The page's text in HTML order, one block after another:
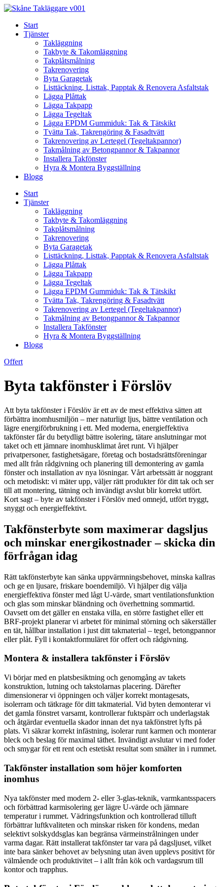
Skip
contentStart
Tjänster
Takläggning
Takbyte & Takomläggning
Takplåtsmålning
Takrenovering
Byta Garagetak
Listtäckning, Listtak, Papptak & Renovera Asfaltstak
Lägga Plåttak
Lägga Takpapp
Lägga Tegeltak
Lägga EPDM Gummiduk: Tak & Tätskikt
Tvätta Tak, Takrengöring & Fasadtvätt
Takrenovering av Lertegel (Tegeltakpannor)
Takmålning av Betongpannor & Takpannor
Installera Takfönster
Hyra & Montera Byggställning
Blogg
Start
Tjänster
Takläggning
Takbyte & Takomläggning
Takplåtsmålning
Takrenovering
Byta Garagetak
Listtäckning, Listtak, Papptak & Renovera Asfaltstak
Lägga Plåttak
Lägga Takpapp
Lägga Tegeltak
Lägga EPDM Gummiduk: Tak & Tätskikt
Tvätta Tak, Takrengöring & Fasadtvätt
Takrenovering av Lertegel (Tegeltakpannor)
Takmålning av Betongpannor & Takpannor
Installera Takfönster
Hyra & Montera Byggställning
Blogg
Offert
Byta takfönster i Förslöv
Att byta takfönster i Förslöv är ett av de mest effektiva sätten att
förbättra inomhusmiljön – mer naturligt ljus, bättre ventilation och
lägre energiförbrukning i ett. Med moderna, energieffektiva
takfönster får du betydligt bättre isolering, tätare anslutningar mot
taket och ett jämnare inomhusklimat året runt. Vi hjälper
privatpersoner, fastighetsägare, företag och bostadsrättsföreningar
med allt från rådgivning och planering till demontering av gamla
fönster och installation av nya lösningar. Vårt arbetssätt är noggrant
och metodiskt: vi mäter upp, väljer rätt produkter för ditt tak och ser
till att montering, tätning och invändigt avslut blir korrekt utfört.
Kort sagt – byte av takfönster i Förslöv med omnejd, utfört tryggt,
snyggt och energieffektivt.
Takfönsterbyte som maximerar dagsljus
och minskar energikostnader – skicka din
förfrågan idag
Rätt takfönsterbyte kan sänka uppvärmningsbehovet, minska kallras
och ge en ljusare, friskare boendemiljö. Vi hjälper dig välja
energieffektiva fönster med lågt U-värde, smart ventilationsfunktion
och glas som minskar bländning och överhettning sommartid.
Oavsett om det gäller en enstaka villa, en större fastighet eller ett
BRF-projekt planerar vi arbetet för minimal störning och säkerställer
en tät, hållbar installation i just ditt takmaterial – tegel, betongpannor
eller plåt. Fyll i kontaktformuläret för offert och rådgivning.
Montera & installera takfönster i Förslöv
Vi börjar med en platsbesiktning och genomgång av takets
konstruktion, lutning och takstolarnas placering. Därefter
dimensionerar vi öppningen och väljer korrekt montagesats,
isolerram och tätkrage för ditt takmaterial. Vid byten demonterar vi
det gamla fönstret varsamt, kontrollerar fuktspärr och underlagstak
och åtgärdar eventuella skador innan det nya takfönstret lyfts på
plats. Vi säkrar korrekt infästning, isolerar runt karmen och monterar
bleck och beslag för maximal täthet. Invändigt avslutar vi med foder
och smygar för ett rent och estetiskt resultat som smälter in i rummet.
Takfönster installation som höjer komforten
inomhus
Nya takfönster med modern 2- eller 3-glas-teknik, varmkantsspacers
och förbättrad karmisolering ger lägre U-värde och jämnare
temperatur i rummet. Vädringsfunktion och kontrollerad tilluft
förbättrar luftkvaliteten och minskar risken för kondens, medan
selektivt solskyddsglas kan begränsa värmeinstrålningen under
varma dagar. Rätt installerat takfönster tar vara på dagsljuset, vilket
inte bara sänker behovet av belysning utan även upplevs positivt för
välmående och produktivitet – i allt från kök och vardagsrum till
kontor och trapphus.